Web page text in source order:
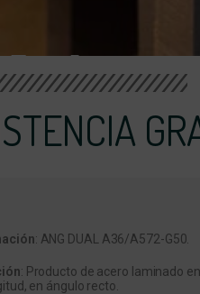
: ANG DUAL A36/A572-G50.
: Producto de acero laminado
en ángulo recto.